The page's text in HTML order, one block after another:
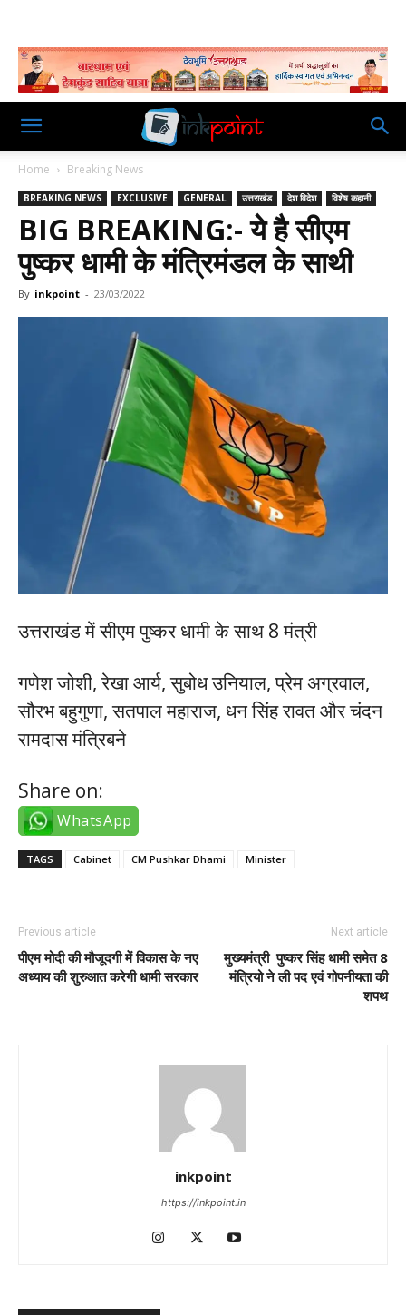
Home Breaking News
BREAKING NEWS EXCLUSIVE GENERAL उत्तराखंड देश विदेश विशेष कहानी
BIG BREAKING:- ये है सीएम
पुष्कर धामी के मंत्रिमंडल के साथी
By inkpoint - 23/03/2022
उत्तराखंड में सीएम पुष्कर धामी के साथ 8 मंत्री
गणेश जोशी, रेखा आर्य, सुबोध उनियाल, प्रेम अग्रवाल,
सौरभ बहुगुणा, सतपाल महाराज, धन सिंह रावत और चंदन
रामदास मंत्रिबने
Share on:
WhatsApp
TAGS Cabinet CM Pushkar Dhami Minister
Previous article
पीएम मोदी की मौजूदगी में विकास के नए
अध्याय की शुरुआत करेगी धामी सरकार
Next article
मुख्यमंत्री पुष्कर सिंह धामी समेत 8
मंत्रियो ने ली पद एवं गोपनीयता की
शपथ
inkpoint
https://inkpoint.in